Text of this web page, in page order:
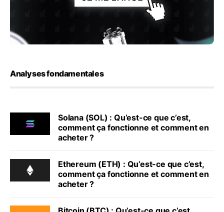
Analyses fondamentales
Solana (SOL) : Qu’est-ce que c’est,
comment ça fonctionne et comment en
acheter ?
Ethereum (ETH) : Qu’est-ce que c’est,
comment ça fonctionne et comment en
acheter ?